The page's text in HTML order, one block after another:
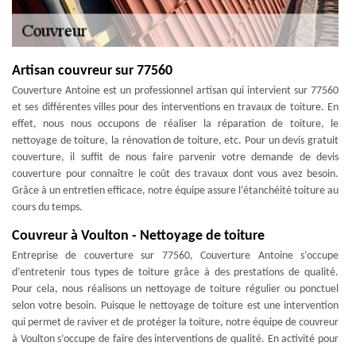
Artisan couvreur sur 77560
Couverture Antoine est un professionnel artisan qui intervient sur 77560
et ses différentes villes pour des interventions en travaux de toiture. En
effet, nous nous occupons de réaliser la réparation de toiture, le
nettoyage de toiture, la rénovation de toiture, etc. Pour un devis gratuit
couverture, il suffit de nous faire parvenir votre demande de devis
couverture pour connaître le coût des travaux dont vous avez besoin.
Grâce à un entretien efficace, notre équipe assure l’étanchéité toiture au
cours du temps.
Couvreur à Voulton - Nettoyage de toiture
Entreprise de couverture sur 77560, Couverture Antoine s’occupe
d’entretenir tous types de toiture grâce à des prestations de qualité.
Pour cela, nous réalisons un nettoyage de toiture régulier ou ponctuel
selon votre besoin. Puisque le nettoyage de toiture est une intervention
qui permet de raviver et de protéger la toiture, notre équipe de couvreur
à Voulton s’occupe de faire des interventions de qualité. En activité pour